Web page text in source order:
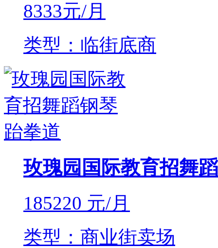
8333元/月
类型：临街底商
玫瑰园国际教育招舞
185220 元/月
类型：商业街卖场